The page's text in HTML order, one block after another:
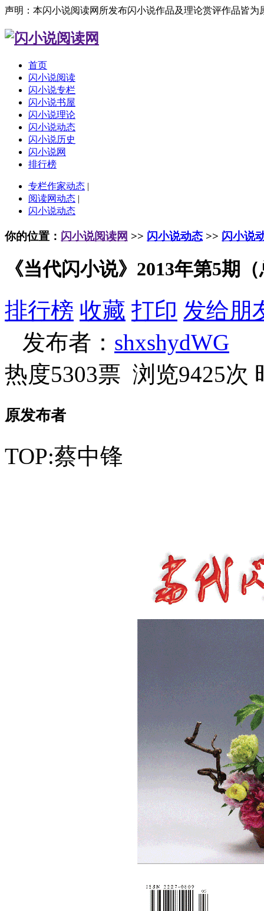
声明：本闪小说阅读网所发布闪小说作品及理论赏评作品皆
首页
闪小说阅读
闪小说专栏
闪小说书屋
闪小说理论
闪小说动态
闪小说历史
闪小说网
排行榜
专栏作家动态 |
阅读网动态 |
闪小说动态
你的位置： 闪小说阅读网 >> 闪小说动态 >> 闪小说
《当代闪小说》2013年第5期
排行榜 收藏 打印 发给朋
发布者： shxshydWG
热度5303票 浏览9425次
原发布者
TOP:蔡中锋